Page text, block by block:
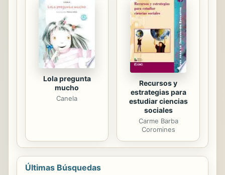
Lola pregunta
mucho
Canela
Recursos y
estrategias para
estudiar ciencias
sociales
Carme Barba
Coromines
Últimas Búsquedas